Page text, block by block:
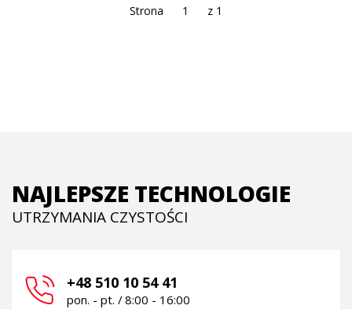
Strona z 1
NAJLEPSZE TECHNOLOGIE
UTRZYMANIA CZYSTOŚCI
+48 510 10 54 41
pon. - pt. / 8:00 - 16:00